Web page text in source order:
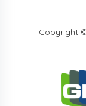
Copyright